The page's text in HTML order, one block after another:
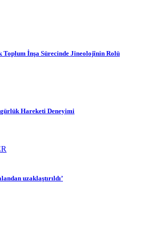
Toplum İnşa Sürecinde Jineolojînin Rolü
Hareketi Deneyimi
uzaklaştırıldı’